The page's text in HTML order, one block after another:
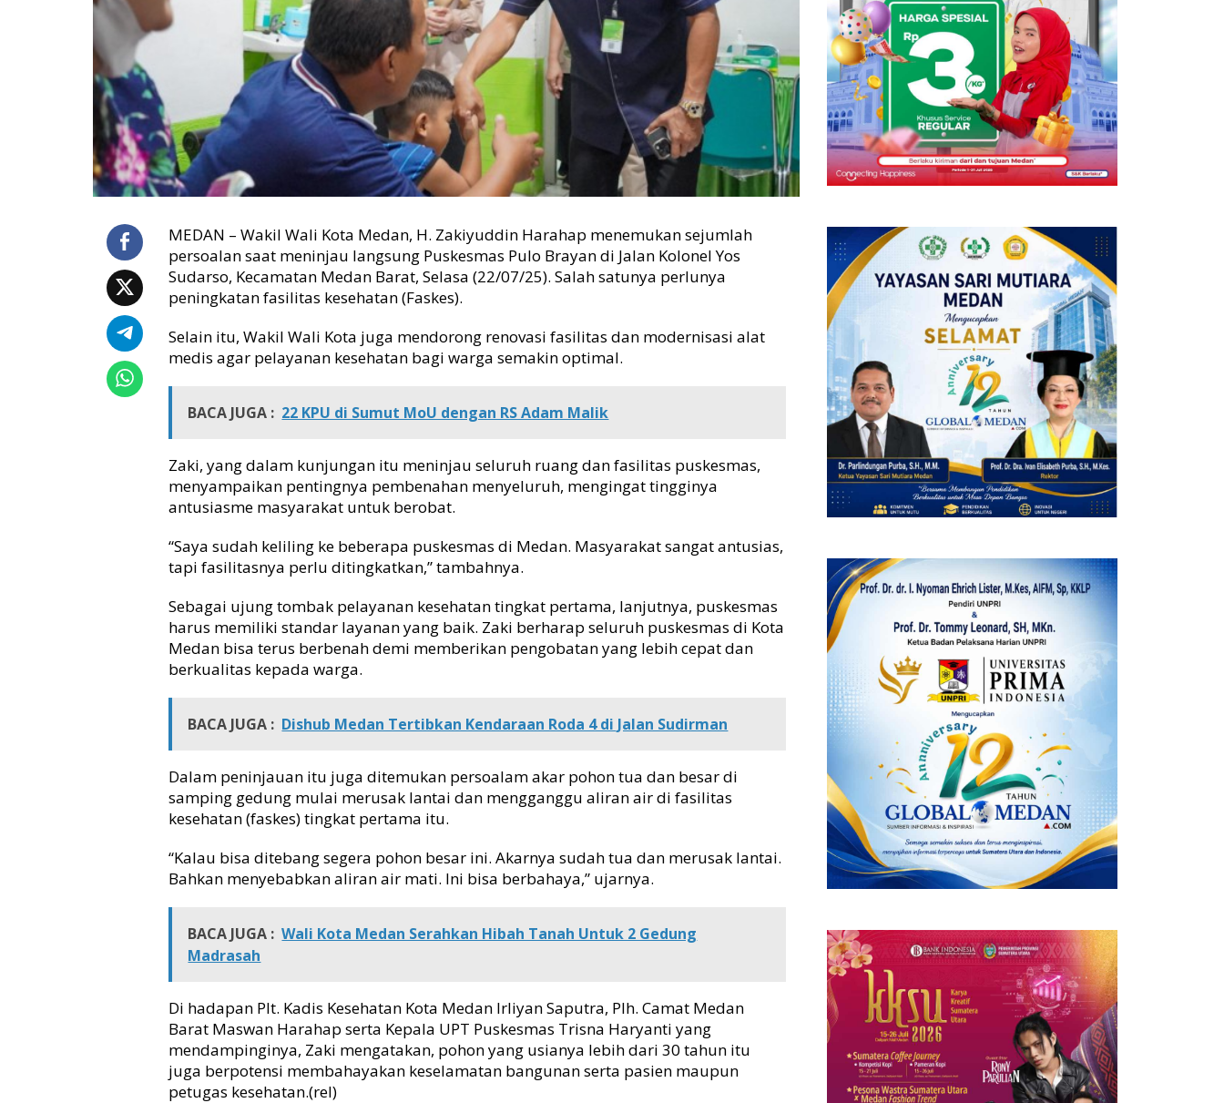
j
a
u
P
u
e
s
m
a
P
u
B
y
n
MEDAN – Wakil Wali Kota Medan, H. Zakiyuddin Harahap menemukan sejumlah
persoalan saat meninjau langsung Puskesmas Pulo Brayan di Jalan Kolonel Yos
Sudarso, Kecamatan Medan Barat, Selasa (22/07/25). Salah satunya perlunya
peningkatan fasilitas kesehatan (Faskes).
Selain itu, Wakil Wali Kota juga mendorong renovasi fasilitas dan modernisasi alat
medis agar pelayanan kesehatan bagi warga semakin optimal.
BACA JUGA : 22 KPU di Sumut MoU dengan RS Adam Malik
Zaki, yang dalam kunjungan itu meninjau seluruh ruang dan fasilitas puskesmas,
menyampaikan pentingnya pembenahan menyeluruh, mengingat tingginya
antusiasme masyarakat untuk berobat.
“Saya sudah keliling ke beberapa puskesmas di Medan. Masyarakat sangat antusias,
tapi fasilitasnya perlu ditingkatkan,” tambahnya.
Sebagai ujung tombak pelayanan kesehatan tingkat pertama, lanjutnya, puskesmas
harus memiliki standar layanan yang baik. Zaki berharap seluruh puskesmas di Kota
Medan bisa terus berbenah demi memberikan pengobatan yang lebih cepat dan
berkualitas kepada warga.
BACA JUGA : Dishub Medan Tertibkan Kendaraan Roda 4 di Jalan Sudirman
Dalam peninjauan itu juga ditemukan persoalam akar pohon tua dan besar di
samping gedung mulai merusak lantai dan mengganggu aliran air di fasilitas
kesehatan (faskes) tingkat pertama itu.
“Kalau bisa ditebang segera pohon besar ini. Akarnya sudah tua dan merusak lantai.
Bahkan menyebabkan aliran air mati. Ini bisa berbahaya,” ujarnya.
BACA JUGA : Wali Kota Medan Serahkan Hibah Tanah Untuk 2 Gedung
Madrasah
Di hadapan Plt. Kadis Kesehatan Kota Medan Irliyan Saputra, Plh. Camat Medan
Barat Maswan Harahap serta Kepala UPT Puskesmas Trisna Haryanti yang
mendampinginya, Zaki mengatakan, pohon yang usianya lebih dari 30 tahun itu
juga berpotensi membahayakan keselamatan bangunan serta pasien maupun
petugas kesehatan.(rel)